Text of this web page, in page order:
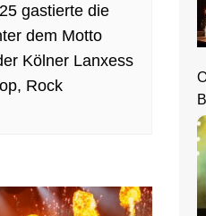
gastierte die
dem Motto
Kölner Lanxess
Rock